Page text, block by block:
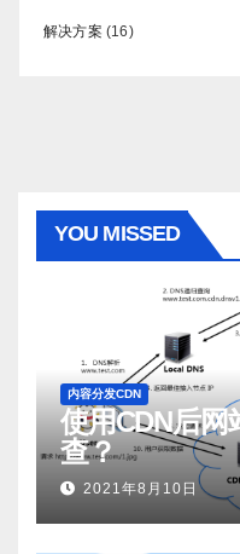
解决方案 (16)
YOU MISSED
内容分发CDN
使用CDN后网
查？
2021年8月10日